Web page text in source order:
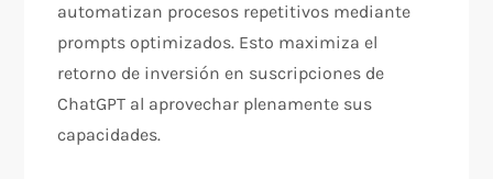
automatizan procesos repetitivos mediante
prompts optimizados. Esto maximiza el
retorno de inversión en suscripciones de
ChatGPT al aprovechar plenamente sus
capacidades.​